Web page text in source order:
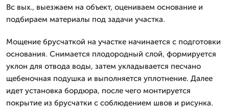
Вс вых., выезжаем на объект, оцениваем основание и
подбираем материалы под задачи участка.
Мощение брусчаткой на участке начинается с подготовки
основания. Снимается плодородный слой, формируется
уклон для отвода воды, затем укладывается песчано
щебеночная подушка и выполняется уплотнение. Далее
идет установка бордюра, после чего монтируется
покрытие из брусчатки с соблюдением швов и рисунка.